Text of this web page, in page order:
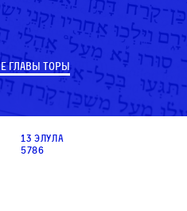
ГЛАВЫ ТОРЫ
13 элула
5786